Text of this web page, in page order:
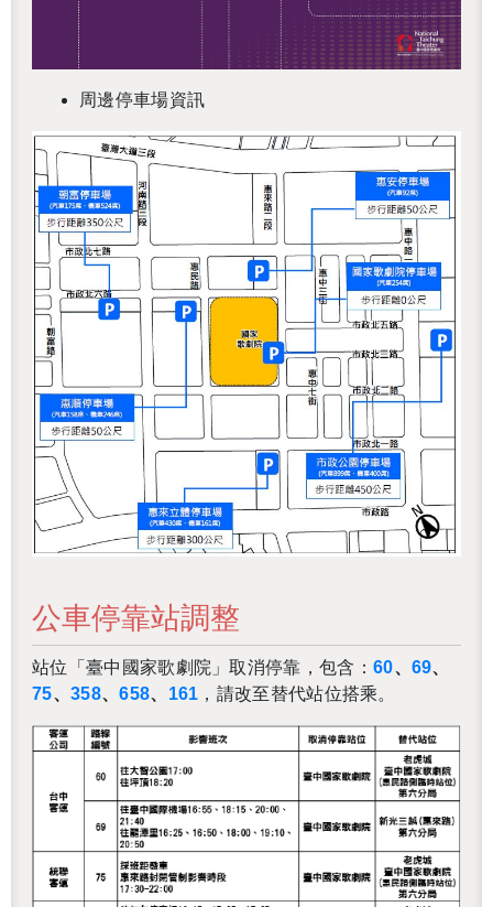
周邊停車場資訊
公車停靠站調整
站位「臺中國家歌劇院」取消停靠，包含： 60、 69、
75、358、658、 161 ，請改至替代站位搭乘。